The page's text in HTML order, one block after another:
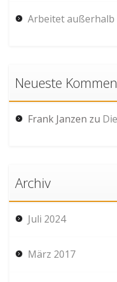
Arbeitet außerhalb
Neueste
Frank Janzen zu
Archiv
Juli 2024
März 2017